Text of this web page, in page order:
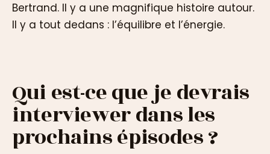
Bertrand. Il y a une magnifique histoire autour.
Il y a tout dedans : l’équilibre et l’énergie.
Qui est-ce que je devrais
interviewer dans les
prochains épisodes ?